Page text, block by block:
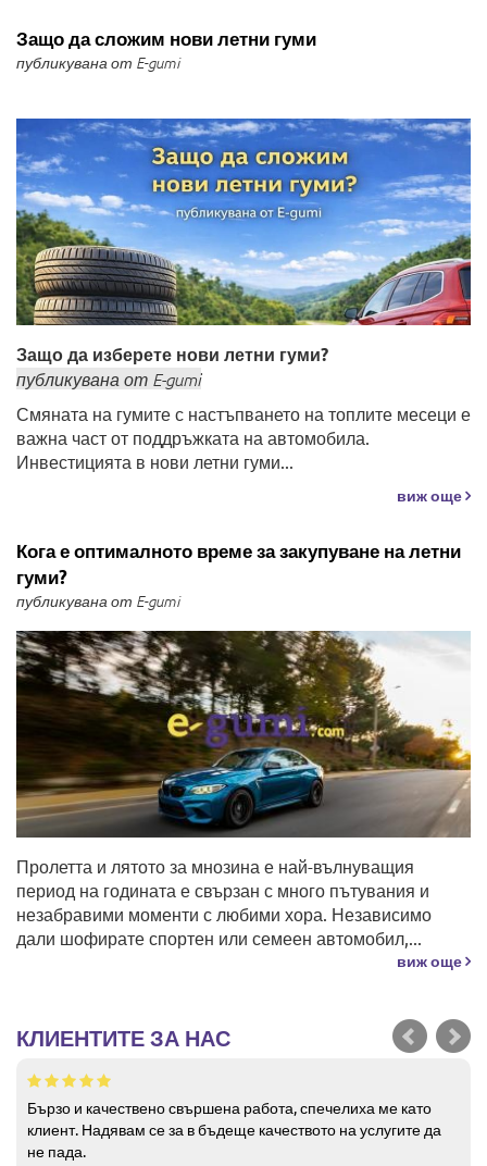
Защо да сложим нови летни гуми
публикувана от E-gumi
Защо да изберете нови летни гуми?
публикувана от E-gumi
Смяната на гумите с настъпването на топлите месеци е
важна част от поддръжката на автомобила.
Инвестицията в нови летни гуми...
виж още
Кога е оптималното време за закупуване на летни
гуми?
публикувана от E-gumi
Пролетта и лятото за мнозина е най-вълнуващия
период на годината е свързан с много пътувания и
незабравими моменти с любими хора. Независимо
дали шофирате спортен или семеен автомобил,...
виж още
КЛИЕНТИТЕ ЗА НАС
Бързо и качествено свършена работа, спечелиха ме като
клиент. Надявам се за в бъдеще качеството на услугите да
не пада.